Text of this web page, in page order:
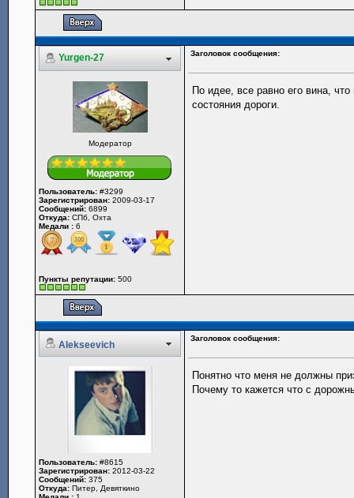
Yurgen-27 Заголовок сообщения:
Модератор
Пользователь: #3299
Зарегистрирован: 2009-03-17
Сообщений: 6899
Откуда: СПб, Охта
Медали : 6
Пункты репутации: 500
По идее, все равно его вина,
состояния дороги.
Alekseevich
Заголовок сообщения:
Пользователь: #8615
Зарегистрирован: 2012-03-22
Сообщений: 375
Откуда: Питер, Девяткино
Понятно что меня не должны
Почему то кажется что с